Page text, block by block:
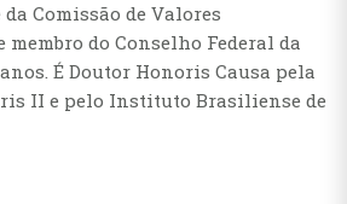
Comissão de Valores
do Conselho Federal da
É Doutor Honoris Causa pela
II e pelo Instituto Brasiliense de